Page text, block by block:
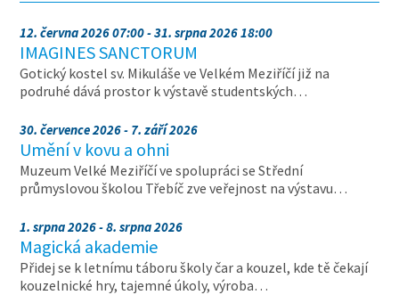
12. června 2026 07:00 - 31. srpna 2026 18:00
IMAGINES SANCTORUM
Gotický kostel sv. Mikuláše ve Velkém Meziříčí již na
podruhé dává prostor k výstavě studentských…
30. července 2026 - 7. září 2026
Umění v kovu a ohni
Muzeum Velké Meziříčí ve spolupráci se Střední
průmyslovou školou Třebíč zve veřejnost na výstavu…
1. srpna 2026 - 8. srpna 2026
Magická akademie
Přidej se k letnímu táboru školy čar a kouzel, kde tě čekají
kouzelnické hry, tajemné úkoly, výroba…